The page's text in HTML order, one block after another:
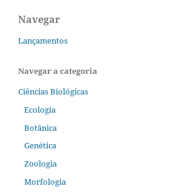
Navegar
Lançamentos
Navegar a categoria
Ciências Biológicas
Ecologia
Botânica
Genética
Zoologia
Morfologia